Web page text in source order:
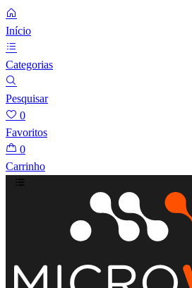
Início
Categorias
Pesquisar
0
Favoritos
0
Carrinho